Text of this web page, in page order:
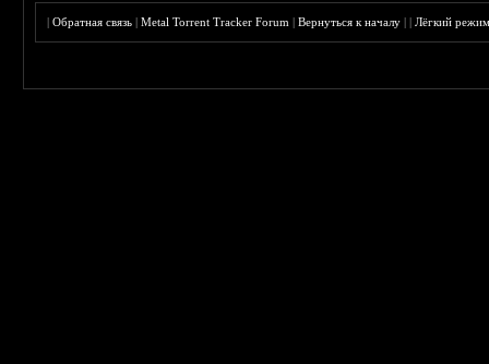
|Обратная связь |Metal Torrent Tracker Forum |Вернуться к началу ||Лёгкий